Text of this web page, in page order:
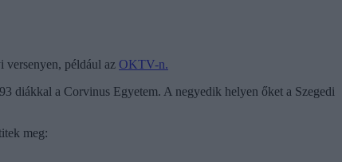
versenyen, például az OKTV-n.
diákkal a Corvinus Egyetem. A negyedik helyen őket a Szegedi
meg: